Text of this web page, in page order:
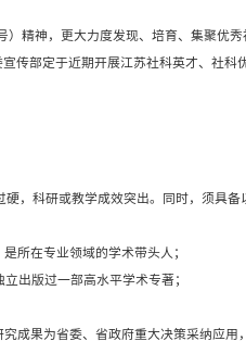
英才、社科优
行动计划 > 的通知》（
影响力，推动 “三强三高